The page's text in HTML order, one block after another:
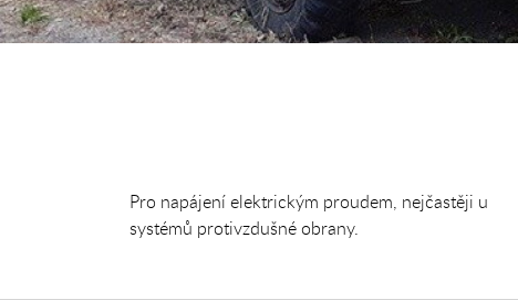
Pro napájení elektrickým proudem, nejčastěji u
systémů protivzdušné obrany.